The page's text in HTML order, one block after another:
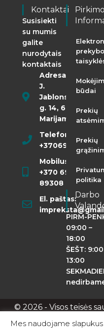
Kontaktai
Susisiekti
su mumis
galite
nurodytais
kontaktais
Adresas:
J.
Jablonskio
g. 14, 68290
Marijampolė
Telefonas:
+37069855400
Mobilusis:
+370 698
89308
El. paštas:
Pirkimo
būdai
Prekių
Prekių
politika
Darbo
PIRM-
09:00 –
18:00
ŠEŠT:
13:00
© 2026 - Visos teisės
Apie mus
Mes naudojame